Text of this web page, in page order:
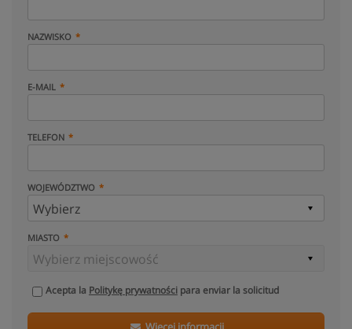
NAZWISKO
E-MAIL
TELEFON
WOJEWÓDZTWO
MIASTO
Acepta la Politykę prywatności para enviar la solicitud